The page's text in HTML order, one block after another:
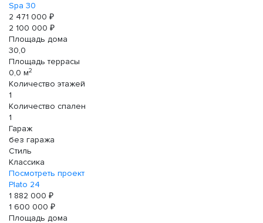
Spa 30
2 471 000 ₽
2 100 000 ₽
Площадь дома
30,0
Площадь террасы
0,0 м2
Количество этажей
1
Количество спален
1
Гараж
без гаража
Стиль
Классика
Посмотреть проект
Plato 24
1 882 000 ₽
1 600 000 ₽
Площадь дома